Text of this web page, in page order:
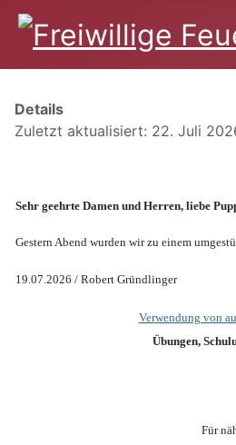
Details
Zuletzt aktualisiert: 22. Juli
Sehr geehrte Damen und Herren, liebe
Gestern Abend wurden wir zu einem
19.07.2026 / Robert Gründlinger
Verwendung von
Übungen,
Für